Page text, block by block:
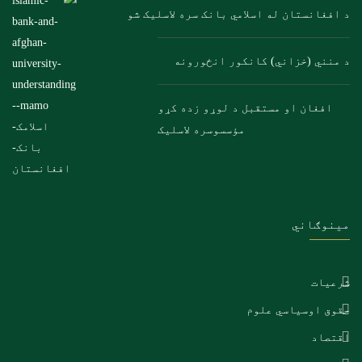
د افغانستان له اسلامي بانک سره لاسلیک شو
د منني (خزاني) کانکور انځورونه
افغان او مستقبل د لوړو زده کړو
مؤسسوسره لاسلیک
مینوګاني
شرعیات
حقوق اوسیاسي علوم
اقتصاد